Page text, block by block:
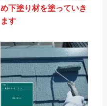
め下塗り材を塗っていき
ます